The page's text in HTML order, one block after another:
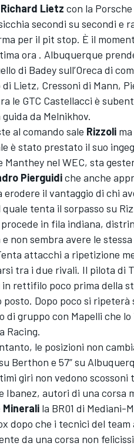
Richard Lietz con la
secondi su secondi e
per il pit stop. È il
ora . Albuquerque
di Badey sull’Oreca di
di Lietz, Cressoni di Mann,
le GTC Castellacci è
da Melnikhov.
al comando sale Rizzoli
è stato prestato il suo
Manthey nel WEC, sta
Pierguidiche anche
erodere il vantaggio di chi
quale tenta il sorpasso su
in fila indiana,
non sembra avere le
attacchi a ripetizione
tra i due rivali. Il pilota di
in rettifilo poco prima della
Dopo poco si ripeterà
di gruppo con Mapelli che
Racing.
le posizioni non
Berthon e 57” su
giri non vedono
e Ibanez, autori di una
la BR01 di Mediani-
dopo che i tecnici del
da una corsa non